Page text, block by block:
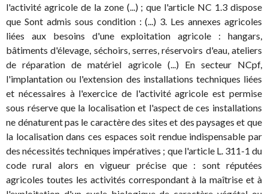
l'activité agricole de la zone (...) ; que l'article NC 1.3 dispose
que Sont admis sous condition : (...) 3. Les annexes agricoles
liées aux besoins d'une exploitation agricole : hangars,
bâtiments d'élevage, séchoirs, serres, réservoirs d'eau, ateliers
de réparation de matériel agricole (...) En secteur NCpf,
l'implantation ou l'extension des installations techniques liées
et nécessaires à l'exercice de l'activité agricole est permise
sous réserve que la localisation et l'aspect de ces installations
ne dénaturent pas le caractère des sites et des paysages et que
la localisation dans ces espaces soit rendue indispensable par
des nécessités techniques impératives ; que l'article L. 311-1 du
code rural alors en vigueur précise que : sont réputées
agricoles toutes les activités correspondant à la maîtrise et à